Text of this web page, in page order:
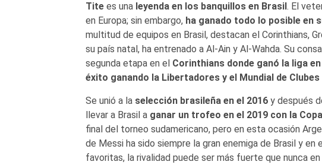
Titees una leyenda en los banquillos en Brasil . El
en Europa; sin embargo, ha ganado todo lo posible en
multitud de equipos en Brasil, destacan el Corinthians,
su país natal, ha entrenado a Al-Ain y Al-Wahda. Su
segunda etapa en el Corinthians donde ganó la liga
éxito ganando la Libertadores y el Mundial de Clubes
Se unió a la selección brasileña en el 2016y después
llevar a Brasil a ganar un trofeo en el 2019 con la
final del torneo sudamericano, pero en esta ocasión
de Messi ha sido siempre la gran enemiga de Brasil y en
favoritas, la rivalidad puede ser más fuerte que nunca